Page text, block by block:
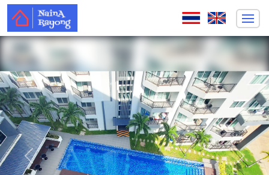
ก่อนหน้า ถัดไป